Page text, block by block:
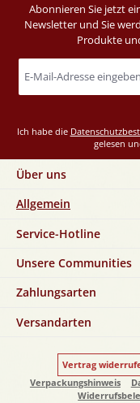
Abonnieren Sie jetzt
Newsletter und Sie
Produkte
E-
Mail-
Ich habe die
gelesen
Über uns
Allgemein
Service-Hotline
Unsere Communities
Zahlungsarten
Versandarten
Vertrag
Verpackungshinweis